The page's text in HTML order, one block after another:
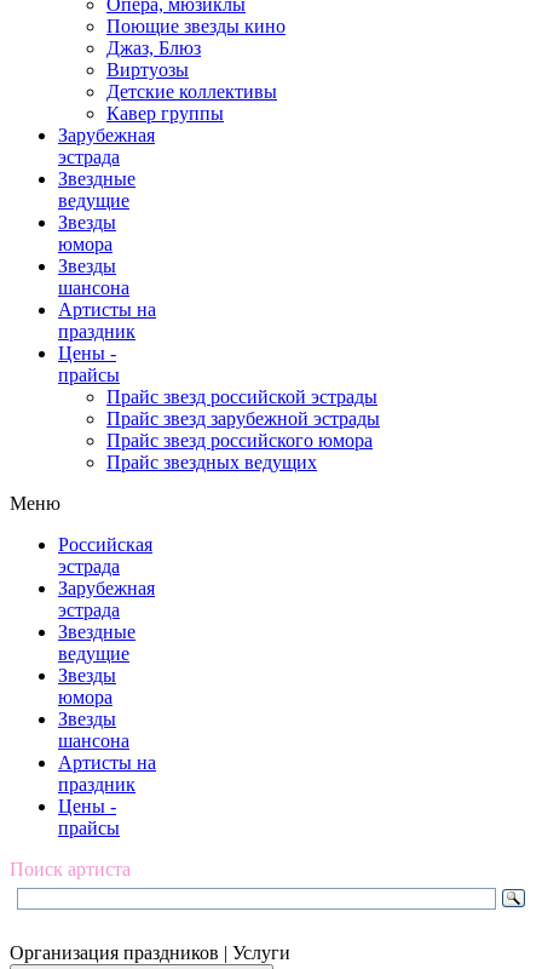
Опера, мюзиклы
Поющие звезды кино
Джаз, Блюз
Виртуозы
Детские коллективы
Кавер группы
Зарубежная
эстрада
Звездные
ведущие
Звезды
юмора
Звезды
шансона
Артисты на
праздник
Цены -
прайсы
Прайс звезд российской эстрады
Прайс звезд зарубежной эстрады
Прайс звезд российского юмора
Прайс звездных ведущих
Меню
Российская
эстрада
Зарубежная
эстрада
Звездные
ведущие
Звезды
юмора
Звезды
шансона
Артисты на
праздник
Цены -
прайсы
Поиск артиста
Организация праздников | Услуги